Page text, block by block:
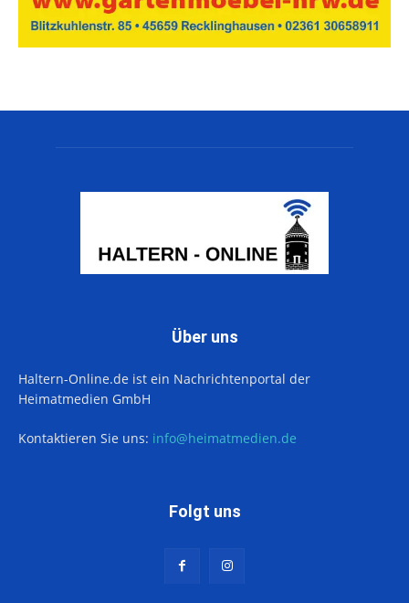
Über uns
Haltern-Online.de ist ein Nachrichtenportal der
Heimatmedien GmbH
Kontaktieren Sie uns: info@heimatmedien.de
Folgt uns